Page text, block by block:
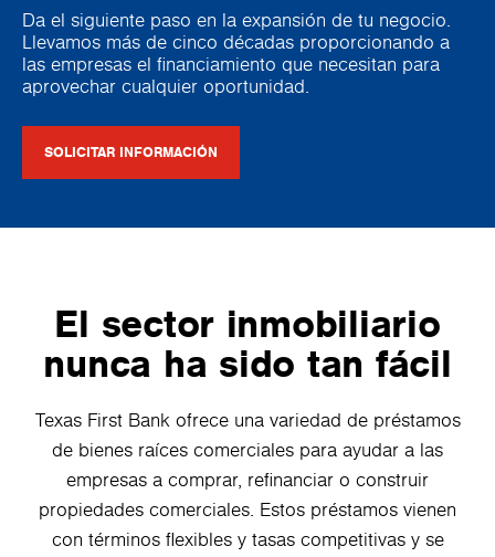
Da el siguiente paso en la expansión de tu negocio.
Llevamos más de cinco décadas proporcionando a
las empresas el financiamiento que necesitan para
aprovechar cualquier oportunidad.
SOLICITAR INFORMACIÓN
El sector inmobiliario
nunca ha sido tan fácil
Texas First Bank ofrece una variedad de préstamos
de bienes raíces comerciales para ayudar a las
empresas a comprar, refinanciar o construir
propiedades comerciales. Estos préstamos vienen
con términos flexibles y tasas competitivas y se